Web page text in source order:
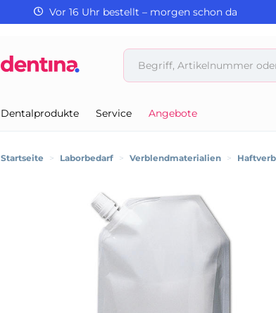
Vor 16 Uhr bestellt – morgen schon da
Dentalprodukte Service Angebote
Startseite > Laborbedarf > Verblendmaterialien >